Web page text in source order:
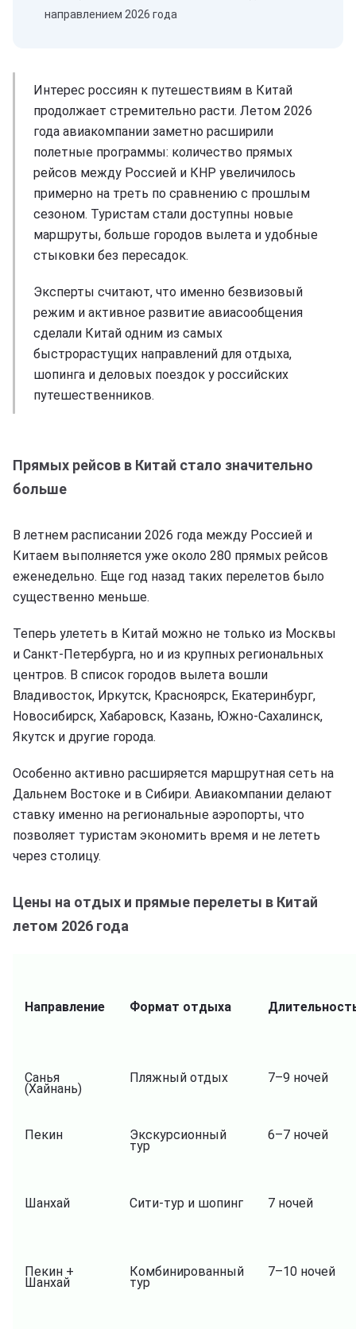
направлением 2026 года
Интерес россиян к путешествиям в Китай
продолжает стремительно расти. Летом 2026
года авиакомпании заметно расширили
полетные программы: количество прямых
рейсов между Россией и КНР увеличилось
примерно на треть по сравнению с прошлым
сезоном. Туристам стали доступны новые
маршруты, больше городов вылета и удобные
стыковки без пересадок.
Эксперты считают, что именно безвизовый
режим и активное развитие авиасообщения
сделали Китай одним из самых
быстрорастущих направлений для отдыха,
шопинга и деловых поездок у российских
путешественников.
Прямых рейсов в Китай стало значительно
больше
В летнем расписании 2026 года между Россией и
Китаем выполняется уже около 280 прямых рейсов
еженедельно. Еще год назад таких перелетов было
существенно меньше.
Теперь улететь в Китай можно не только из Москвы
и Санкт-Петербурга, но и из крупных региональных
центров. В список городов вылета вошли
Владивосток, Иркутск, Красноярск, Екатеринбург,
Новосибирск, Хабаровск, Казань, Южно-Сахалинск,
Якутск и другие города.
Особенно активно расширяется маршрутная сеть на
Дальнем Востоке и в Сибири. Авиакомпании делают
ставку именно на региональные аэропорты, что
позволяет туристам экономить время и не лететь
через столицу.
Цены на отдых и прямые перелеты в Китай
летом 2026 года
Направление Формат отдыха
Санья
(Хайнань)
Пляжный отдых 7–9 ночей
Пекин Экскурсионный
тур
6–7 ночей
Шанхай Сити-тур и шопинг 7 ночей
Пекин +
Шанхай
Комбинированный
тур
7–10 ночей